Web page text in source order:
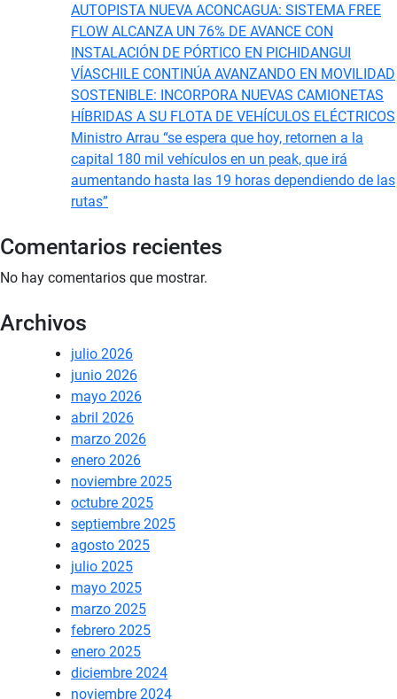
AUTOPISTA NUEVA ACONCAGUA: SISTEMA FREE
FLOW ALCANZA UN 76% DE AVANCE CON
INSTALACIÓN DE PÓRTICO EN PICHIDANGUI
VÍASCHILE CONTINÚA AVANZANDO EN MOVILIDAD
SOSTENIBLE: INCORPORA NUEVAS CAMIONETAS
HÍBRIDAS A SU FLOTA DE VEHÍCULOS ELÉCTRICOS
Ministro Arrau “se espera que hoy, retornen a la
capital 180 mil vehículos en un peak, que irá
aumentando hasta las 19 horas dependiendo de las
rutas”
Comentarios recientes
No hay comentarios que mostrar.
Archivos
julio 2026
junio 2026
mayo 2026
abril 2026
marzo 2026
enero 2026
noviembre 2025
octubre 2025
septiembre 2025
agosto 2025
julio 2025
mayo 2025
marzo 2025
febrero 2025
enero 2025
diciembre 2024
noviembre 2024